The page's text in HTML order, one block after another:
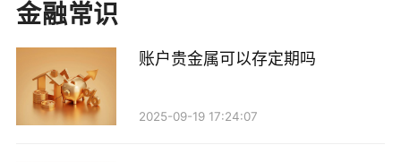
价。每天交易可能会导致交易成本累积，影响最终收
益。因此，频繁交易并不一定是明智的选择。
2. 市场波动：贵金属价格受多种因素影响，包括全
球经济形势、美元汇率、利率变化等。每日交易可能会
金融常识
账户贵金属可以存定期吗
2025-09-19 17:24:07